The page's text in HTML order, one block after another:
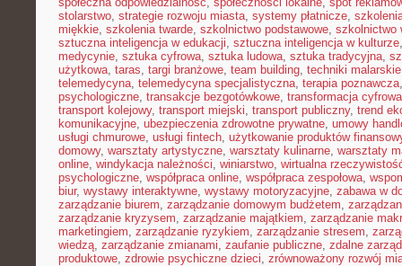
stolarstwo, strategie rozwoju miasta, systemy płatnicze,
miękkie, szkolenia twarde, szkolnictwo podstawowe, szkolnictwo
sztuczna inteligencja w edukacji, sztuczna inteligencja w kulturze
medycynie, sztuka cyfrowa, sztuka ludowa, sztuka tradycyjna,
użytkowa, taras, targi branżowe, team building, techniki malarskie
telemedycyna, telemedycyna specjalistyczna, terapia poznawcza
psychologiczne, transakcje bezgotówkowe, transformacja cyfrowa
transport kolejowy, transport miejski, transport publiczny, trend
komunikacyjne, ubezpieczenia zdrowotne prywatne, umowy
usługi chmurowe, usługi fintech, użytkowanie produktów
domowy, warsztaty artystyczne, warsztaty kulinarne, warsztaty
online, windykacja należności, winiarstwo, wirtualna
psychologiczne, współpraca online, współpraca zespołowa,
biur, wystawy interaktywne, wystawy motoryzacyjne, zabawa w
zarządzanie biurem, zarządzanie domowym budżetem,
zarządzanie kryzysem, zarządzanie majątkiem, zarządzanie
marketingiem, zarządzanie ryzykiem, zarządzanie stresem,
wiedzą, zarządzanie zmianami, zaufanie publiczne, zdalne
produktowe, zdrowie psychiczne dzieci, zrównoważony rozwój